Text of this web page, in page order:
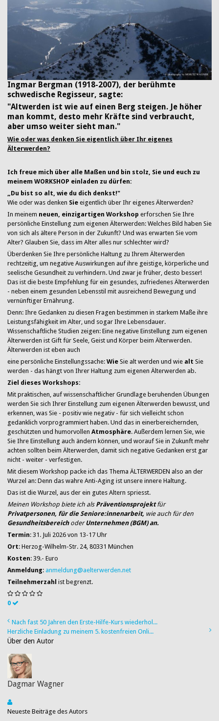
Ingmar Bergman (1918-2007), der berühmte
schwedische Regisseur, sagte:
"Altwerden ist wie auf einen Berg steigen. Je höher
man kommt, desto mehr Kräfte sind verbraucht,
aber umso weiter sieht man."
Wie oder was denken Sie eigentlich über Ihr eigenes
Älterwerden?
Ich freue mich über alle Maßen und bin stolz, Sie und euch zu
meinem WORKSHOP einladen zu dürfen:
„Du bist so alt, wie du dich denkst!"
Wie oder was denken Sie eigentlich über Ihr eigenes Älterwerden?
In meinem neuen, einzigartigen Workshop erforschen Sie Ihre
persönliche Einstellung zum eigenen Älterwerden: Welches Bild haben Sie
von sich als ältere Person in der Zukunft? Und was erwarten Sie vom
Alter? Glauben Sie, dass im Alter alles nur schlechter wird?
Überdenken Sie Ihre persönliche Haltung zu Ihrem Älterwerden
rechtzeitig, um negative Auswirkungen auf ihre geistige, körperliche und
seelische Gesundheit zu verhindern. Und zwar je früher, desto besser!
Das ist die beste Empfehlung für ein gesundes, zufriedenes Älterwerden
- neben einem gesunden Lebensstil mit ausreichend Bewegung und
vernünftiger Ernährung.
Denn: Ihre Gedanken zu diesen Fragen bestimmen in starkem Maße ihre
Leistungsfähigkeit im Alter, und sogar Ihre Lebensdauer.
Wissenschaftliche Studien zeigen: Eine negative Einstellung zum eigenen
Älterwerden ist Gift für Seele, Geist und Körper beim Älterwerden.
Älterwerden ist eben auch
eine persönliche Einstellungssache: Wie Sie alt werden und wie alt Sie
werden - das hängt von Ihrer Haltung zum eigenen Älterwerden ab.
Ziel dieses Workshops:
Mit praktischen, auf wissenschaftlicher Grundlage beruhenden Übungen
werden Sie sich Ihrer Einstellung zum eigenen Älterwerden bewusst, und
erkennen, was Sie - positiv wie negativ - für sich vielleicht schon
gedanklich vorprogrammiert haben. Und das in einerbereichernden,
geschützten und humorvollen Atmosphäre. Außerdem lernen Sie, wie
Sie Ihre Einstellung auch ändern können, und worauf Sie in Zukunft mehr
achten sollten beim Älterwerden, damit sich negative Gedanken erst gar
nicht - weiter - verfestigen.
Mit diesem Workshop packe ich das Thema ÄLTERWERDEN also an der
Wurzel an: Denn das wahre Anti-Aging ist unsere innere Haltung.
Das ist die Wurzel, aus der ein gutes Altern spriesst.
Meinen Workshop biete ich als Präventionsprojektfür
Privatpersonen, für die Seniore:innenarbeit, wie auch für den
Gesundheitsbereich oderUnternehmen (BGM) an.
Termin: 31. Juli 2026 von 13-17 Uhr
Ort: Herzog-Wilhelm-Str. 24, 80331 München
Kosten: 39.- Euro
Anmeldung: anmeldung@aelterwerden.net
Teilnehmerzahl ist begrenzt.
0
Nach fast 50 Jahren den Erste-Hilfe-Kurs wiederhol...
Herzliche Einladung zu meinem 5. kostenfreien Onli...
Über den Autor
Dagmar Wagner
Neueste Beiträge des Autors